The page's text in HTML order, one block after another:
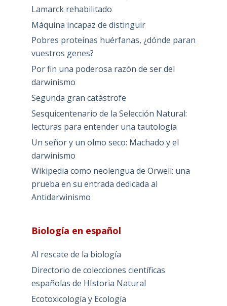
Lamarck rehabilitado
Máquina incapaz de distinguir
Pobres proteínas huérfanas, ¿dónde paran
vuestros genes?
Por fin una poderosa razón de ser del
darwinismo
Segunda gran catástrofe
Sesquicentenario de la Selección Natural:
lecturas para entender una tautología
Un señor y un olmo seco: Machado y el
darwinismo
Wikipedia como neolengua de Orwell: una
prueba en su entrada dedicada al
Antidarwinismo
Biología en español
Al rescate de la biología
Directorio de colecciones científicas
españolas de HIstoria Natural
Ecotoxicología y Ecología